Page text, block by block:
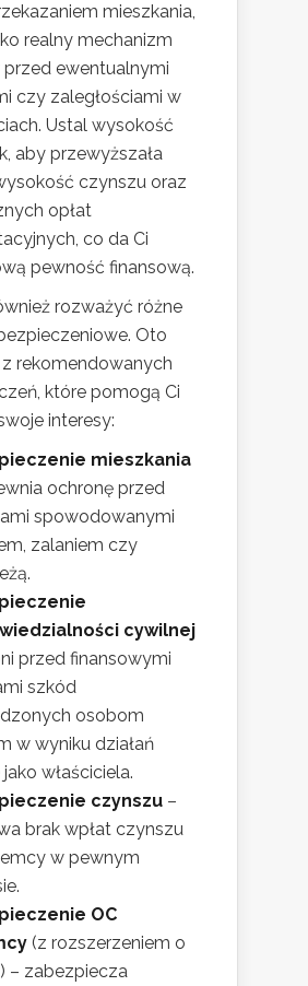
mieszkania,
realny mechanizm
ewentualnymi
czy zaległościami w
Ustal wysokość
aby przewyższała
czynszu oraz
opłat
co da Ci
pewność finansową.
rozważyć różne
Oto
rekomendowanych
które pomogą Ci
interesy:
mieszkania
ochronę przed
spowodowanymi
zalaniem czy
cywilnej
przed finansowymi
szkód
osobom
w wyniku działań
jako właściciela.
czynszu –
brak wpłat czynszu
w pewnym
OC
(z rozszerzeniem o
– zabezpiecza